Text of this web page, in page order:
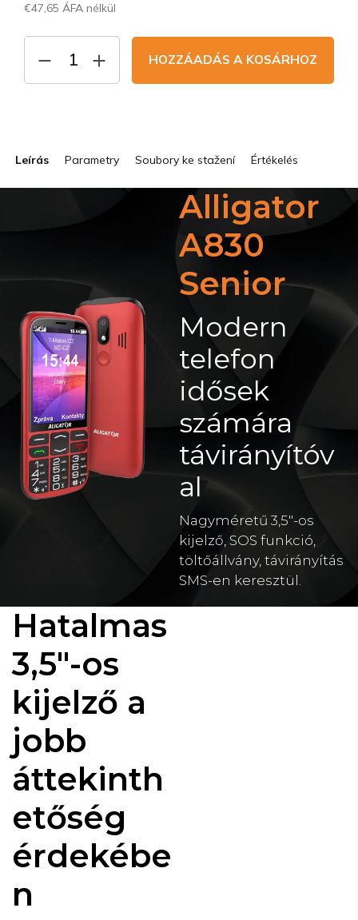
€47,65 ÁFA nélkül
HOZZÁADÁS A KOSÁRHOZ
Leírás Parametry Soubory ke stažení Értékelés
Alligator
A830
Senior
Modern
telefon
idősek
számára
távirányítóv
al
Nagyméretű 3,5"-os
kijelző, SOS funkció,
töltőállvány, távirányítás
SMS-en keresztül.
Hatalmas
3,5"-os
kijelző a
jobb
áttekinth
etőség
érdekébe
n